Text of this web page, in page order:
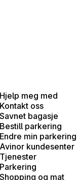
Hjelp meg med
Kontakt oss
Savnet bagasje
Bestill parkering
Endre min parkering
Avinor kundesenter
Tjenester
Parkering
Shopping og mat